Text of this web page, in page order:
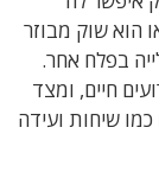
הוא שוק מבוזר
בפלח אחר.
חיים, ומצד
שיחות ועידה